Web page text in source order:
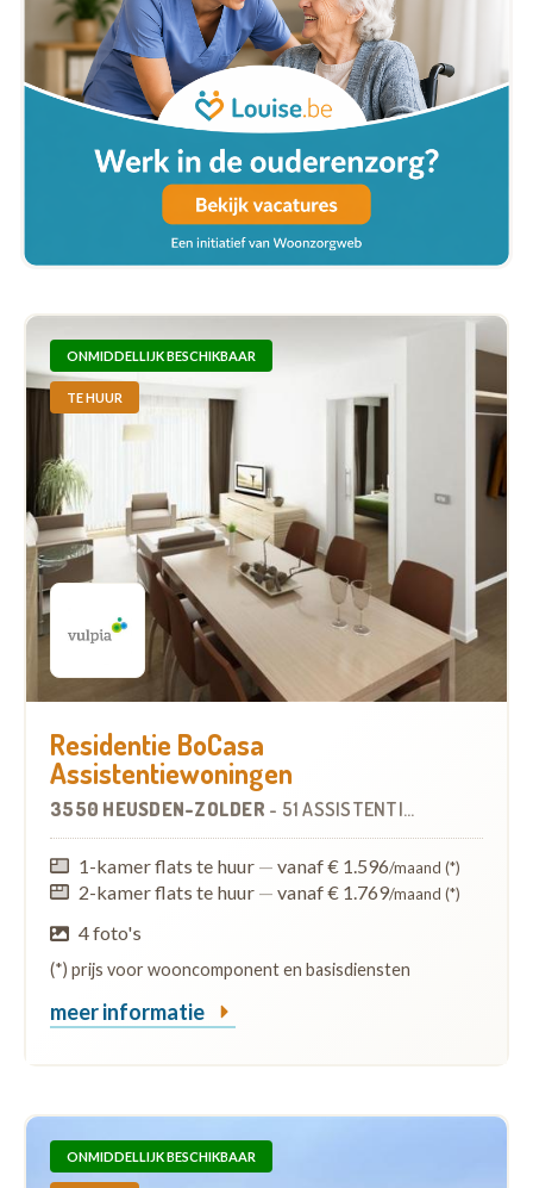
ONMIDDELLIJK BESCHIKBAAR
TE HUUR
Residentie BoCasa
Assistentiewoningen
3550 HEUSDEN-ZOLDER - 51 ASSISTENTIEWONINGEN
1-kamer flats te huur — vanaf € 1.596/maand (*)
2-kamer flats te huur — vanaf € 1.769/maand (*)
4 foto's
(*) prijs voor wooncomponent en basisdiensten
meer informatie
ONMIDDELLIJK BESCHIKBAAR